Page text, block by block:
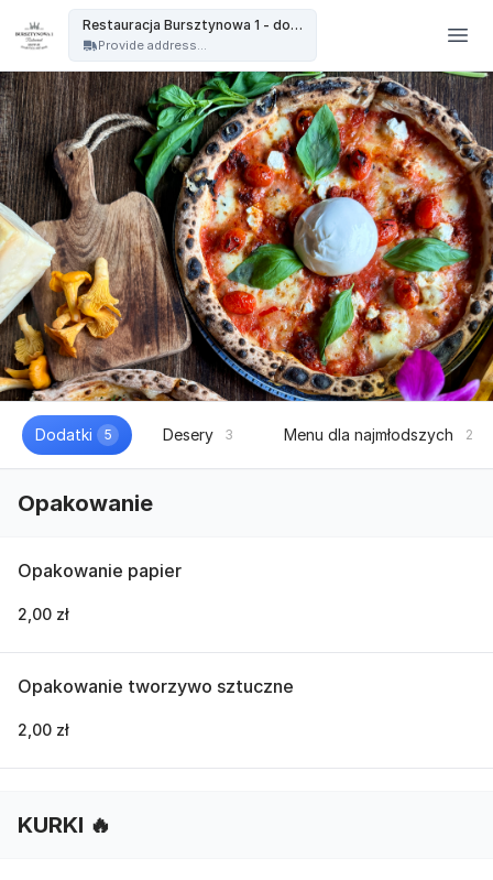
Restauracja Bursztynowa 1 - dowóz
Provide address...
Dodatki 5 Desery 3 Menu dla najmłodszych 2
Opakowanie
Opakowanie papier
2,00 zł
Opakowanie tworzywo sztuczne
2,00 zł
KURKI 🔥